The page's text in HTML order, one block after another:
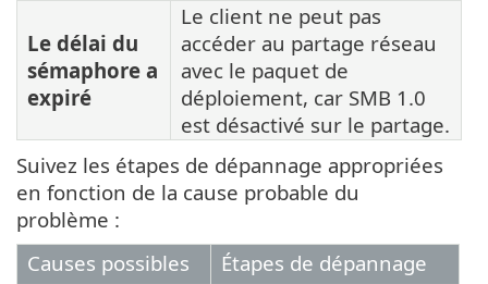
Le délai du
sémaphore a
expiré
Le client ne peut pas
accéder au partage réseau
avec le paquet de
déploiement, car SMB 1.0
est désactivé sur le partage.
Suivez les étapes de dépannage appropriées
en fonction de la cause probable du
problème :
Causes possibles
Étapes de dépannage